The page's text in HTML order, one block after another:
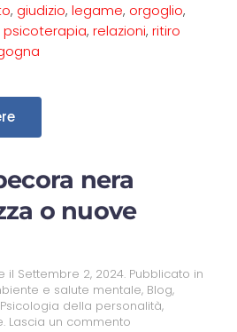
, giudizio, legame, orgoglio,
psicoterapia, relazioni, ritiro
nera
o nuove
il Settembre 2, 2024. Pubblicato in
e salute mentale, Blog,
Psicologia della personalità,
. Lascia un commento